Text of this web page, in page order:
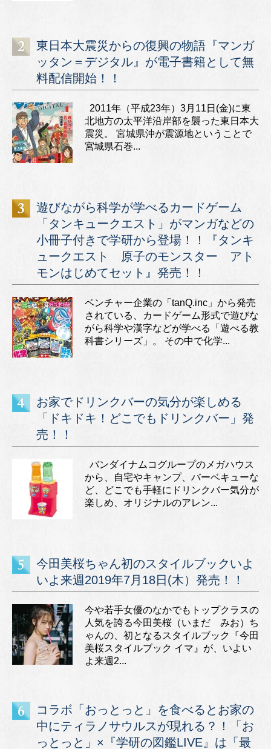
東日本大震災からの復興の物語『マンガ
ッタン＝デジタル』が電子書籍として無
料配信開始！！
2011年（平成23年）3月11日(金)に東
北地方の太平洋沿岸部を襲った東日本大
震災。 宮城県沖が震源地ということで
宮城県石巻...
遊びながら科学が学べるカードゲーム
「タンキュークエスト」がマンガなどの
小冊子付きで学研から登場！！『タンキ
ュークエスト 原子のモンスター アト
モンはじめてセット』発売！！
ベンチャー企業の「tanQ.inc」から発売
されている、カードゲーム形式で遊びな
がら科学や漢字などが学べる「遊べる教
科書シリーズ」。 その中で化学...
お家でドリンクバーの気分が楽しめる
「ドキドキ！どこでもドリンクバー」発
売！！
バンダイナムコグループのメガハウス
から、自宅やキャンプ、バーベキューな
ど、どこでも手軽にドリンクバー気分が
楽しめ、オリジナルのアレン...
今田美桜ちゃん初のスタイルブックいよ
いよ来週2019年7月18日(木）発売！！
今や若手女優のなかでもトップクラスの
人気を誇る今田美桜（いまだ みお）ち
ゃんの、初となるスタイルブック『今田
美桜スタイルブック イマ』が、いよい
よ来週2...
コラボ「おっとっと」を食べるとお家の
中にティラノサウルスが現れる？！「お
っとっと」×『学研の図鑑LIVE』は「最